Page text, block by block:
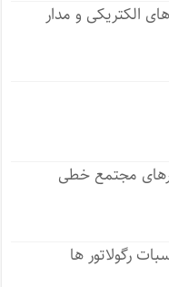
الکتریکی و مدار
مجتمع خطی
رگولاتور ها